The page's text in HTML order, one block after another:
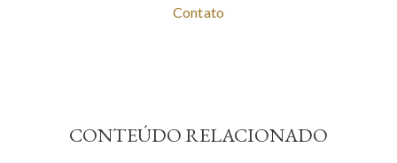
Contato
CONTEÚDO RELACIONADO